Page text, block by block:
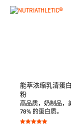
能萃浓缩乳清蛋
粉
高品质，奶制品，
78% 的蛋白质。